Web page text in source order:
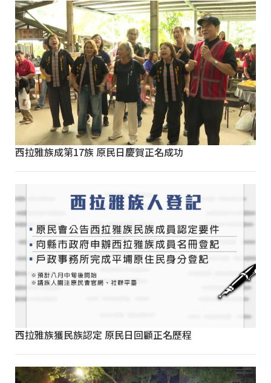
西拉雅族成第17族 原民日慶賀正名成功
西拉雅族獲民族認定 原民日回顧正名歷程